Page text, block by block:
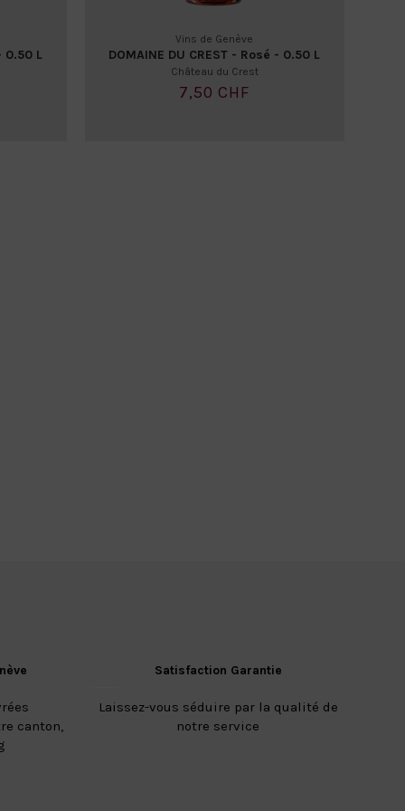
0.50 L
Vins de Genève
DOMAINE DU CREST - Rosé - 0.50 L
Château du Crest
7,50 CHF
canton,
Satisfaction Garantie
Laissez-vous séduire par la qualité de
notre service